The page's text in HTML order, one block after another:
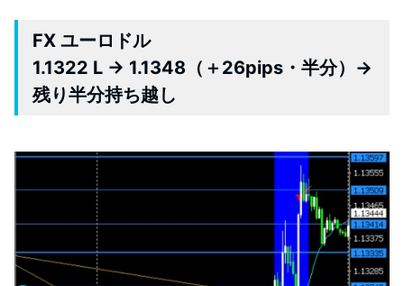
FX ユーロドル
1.1322 L → 1.1348（＋26pips・半分）→
残り半分持ち越し